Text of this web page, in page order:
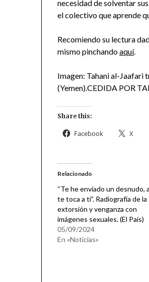
necesidad de solventar
el colectivo que aprende
Recomiendo su lectura
mismo pinchandoaquí.
Imagen: Tahani al-Jaafari
(Yemen).CEDIDA POR
Share this:
Facebook X
Relacionado
“Te he enviado un desnudo,
te toca a ti”. Radiografía de la
extorsión y venganza con
imágenes sexuales. (El País)
05/09/2024
En «Noticias»